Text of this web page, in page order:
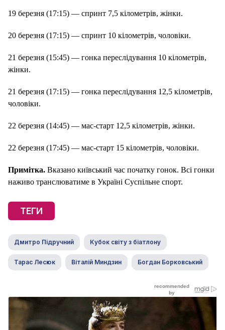
19 березня (17:15) — спринт 7,5 кілометрів, жінки.
20 березня (17:15) — спринт 10 кілометрів, чоловіки.
21 березня (15:45) — гонка переслідування 10 кілометрів,
жінки.
21 березня (17:15) — гонка переслідування 12,5 кілометрів,
чоловіки.
22 березня (14:45) — мас-старт 12,5 кілометрів, жінки.
22 березня (17:45) — мас-старт 15 кілометрів, чоловіки.
Примітка. Вказано київський час початку гонок. Всі гонки
наживо транслюватиме в Україні Суспільне спорт.
ТЕГИ
Дмитро Підручний Кубок світу з біатлону
Тарас Лесюк Віталій Миндзин Богдан Борковський